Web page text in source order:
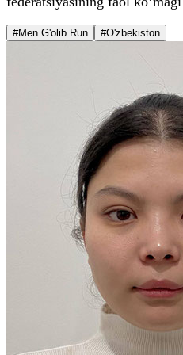
#Men G'olib Run #O'zbekiston